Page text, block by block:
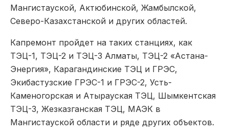
Мангистауской, Актюбинской, Жамбылской,
Северо-Казахстанской и других областей.
Капремонт пройдет на таких станциях, как
ТЭЦ-1, ТЭЦ-2 и ТЭЦ-3 Алматы, ТЭЦ-2 «Астана-
Энергия», Карагандинские ТЭЦ и ГРЭС,
Экибастузские ГРЭС-1 и ГРЭС-2, Усть-
Каменогорская и Атырауская ТЭЦ, Шымкентская
ТЭЦ-3, Жезказганская ТЭЦ, МАЭК в
Мангистауской области и ряде других объектов.